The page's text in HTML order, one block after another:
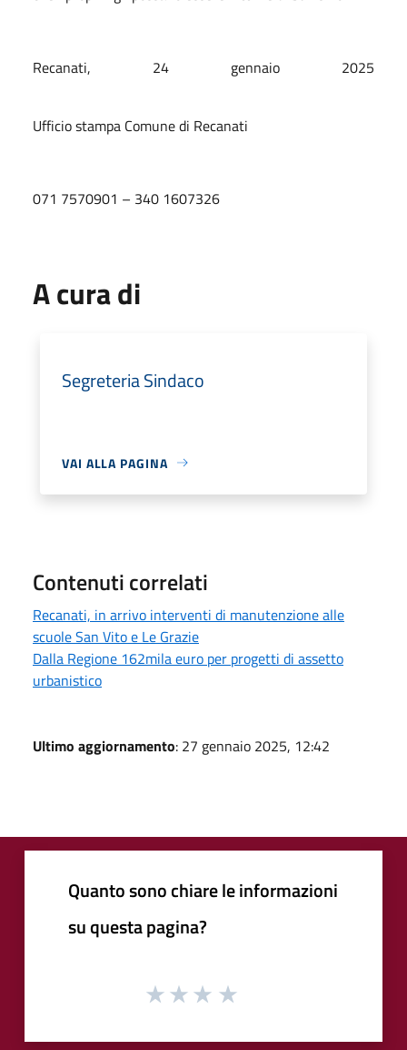
Recanati, 24 gennaio 2025
Ufficio stampa Comune di Recanati
071 7570901 – 340 1607326
A cura di
Segreteria Sindaco
VAI ALLA PAGINA
Contenuti correlati
Recanati, in arrivo interventi di manutenzione alle
scuole San Vito e Le Grazie
Dalla Regione 162mila euro per progetti di assetto
urbanistico
Ultimo aggiornamento: 27 gennaio 2025, 12:42
Quanto sono chiare le informazioni
su questa pagina?